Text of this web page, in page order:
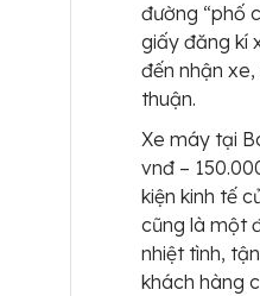
đường “phố
giấy đăng kí
đến nhận
thuận.
Xe máy tại
vnđ –
kiện kinh tế
cũng là một
nhiệt tình,
khách hàng